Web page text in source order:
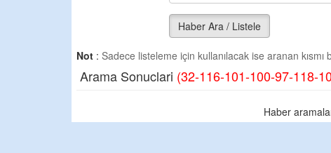
Haber Ara / Listele
Not : Sadece listeleme için kullanılacak ise aranan kısmı
Arama Sonuclari (32-116-101-100-97-118-
Haber